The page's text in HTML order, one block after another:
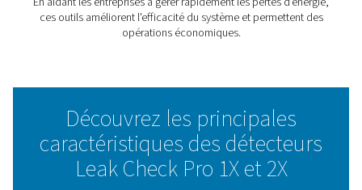
En fournissant des informations en temps réel sur les
fuite et les économies potentielles, la gamme Leak
sa documentation visuelle et à sa manipulation
environnements difficiles.
Qu'il s'agisse de réduire les coûts ou d'améliorer la
système, les modèles Leak Check Pro 1X et 2X offrent